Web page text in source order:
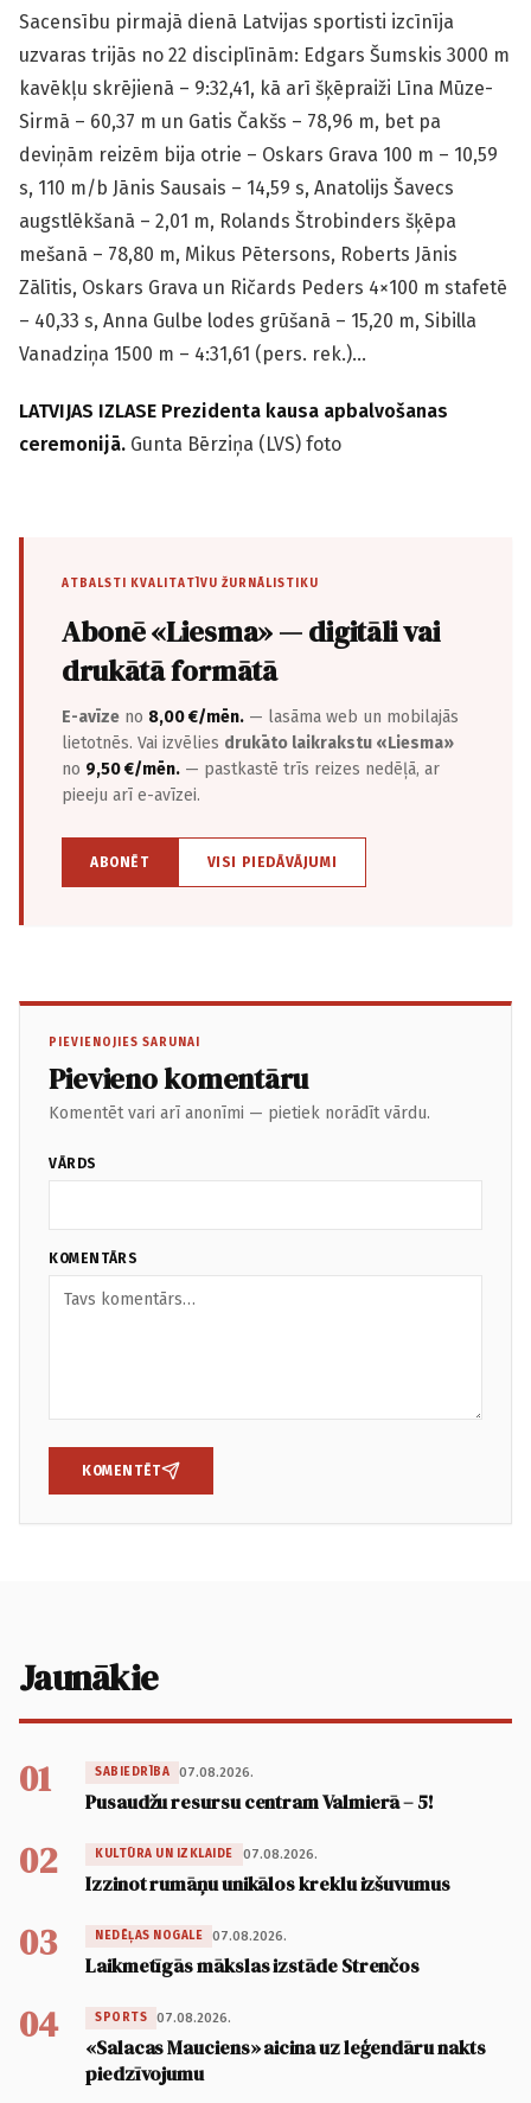
Sacensību pirmajā dienā Latvijas sportisti izcīnīja
uzvaras trijās no 22 disciplīnām: Edgars Šumskis 3000 m
kavēkļu skrējienā – 9:32,41, kā arī šķēpraiži Līna Mūze-
Sirmā – 60,37 m un Gatis Čakšs – 78,96 m, bet pa
deviņām reizēm bija otrie – Oskars Grava 100 m – 10,59
s, 110 m/b Jānis Sausais – 14,59 s, Anatolijs Šavecs
augstlēkšanā – 2,01 m, Rolands Štrobinders šķēpa
mešanā – 78,80 m, Mikus Pētersons, Roberts Jānis
Zālītis, Oskars Grava un Ričards Peders 4×100 m stafetē
– 40,33 s, Anna Gulbe lodes grūšanā – 15,20 m, Sibilla
Vanadziņa 1500 m – 4:31,61 (pers. rek.)…
LATVIJAS IZLASE Prezidenta kausa apbalvošanas
ceremonijā. Gunta Bērziņa (LVS) foto
ATBALSTI KVALITATĪVU ŽURNĀLISTIKU
Abonē «Liesma» — digitāli vai
drukātā formātā
E-avīze no 8,00 €/mēn. — lasāma web un mobilajās
lietotnēs. Vai izvēlies drukāto laikrakstu «Liesma»
no 9,50 €/mēn. — pastkastē trīs reizes nedēļā, ar
pieeju arī e-avīzei.
ABONĒT VISI PIEDĀVĀJUMI
PIEVIENOJIES SARUNAI
Pievieno komentāru
Komentēt vari arī anonīmi — pietiek norādīt vārdu.
VĀRDS
KOMENTĀRS
KOMENTĒT
Jaunākie
01 SABIEDRĪBA 07.08.2026.
Pusaudžu resursu centram Valmierā – 5!
02 KULTŪRA UN IZKLAIDE 07.08.2026.
Izzinot rumāņu unikālos kreklu izšuvumus
03 NEDĒĻAS NOGALE 07.08.2026.
Laikmetīgās mākslas izstāde Strenčos
04 SPORTS 07.08.2026.
«Salacas Mauciens» aicina uz leģendāru nakts
piedzīvojumu